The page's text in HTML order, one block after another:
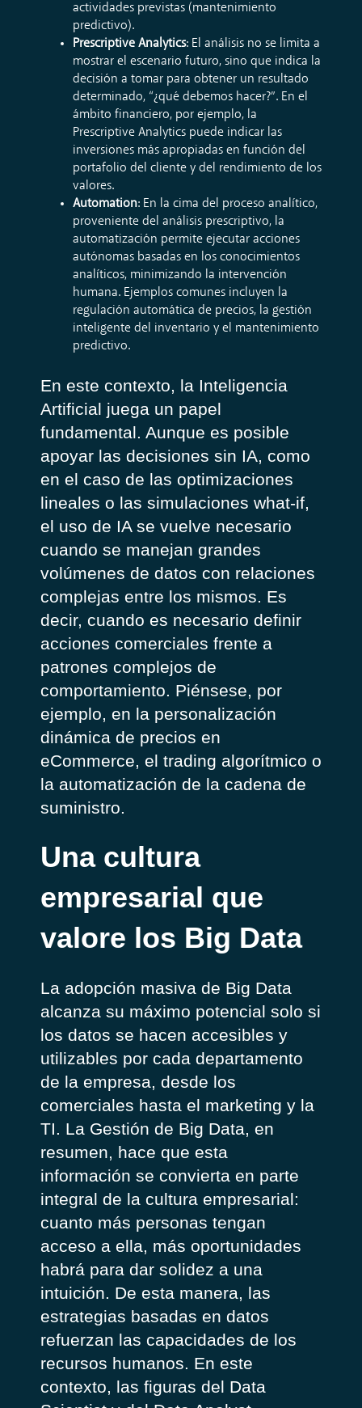
actividades previstas (mantenimiento
predictivo).
Prescriptive Analytics: El análisis no se limita a
mostrar el escenario futuro, sino que indica la
decisión a tomar para obtener un resultado
determinado, “¿qué debemos hacer?”. En el
ámbito financiero, por ejemplo, la
Prescriptive Analytics puede indicar las
inversiones más apropiadas en función del
portafolio del cliente y del rendimiento de los
valores.
Automation: En la cima del proceso analítico,
proveniente del análisis prescriptivo, la
automatización permite ejecutar acciones
autónomas basadas en los conocimientos
analíticos, minimizando la intervención
humana. Ejemplos comunes incluyen la
regulación automática de precios, la gestión
inteligente del inventario y el mantenimiento
predictivo.
En este contexto, la Inteligencia
Artificial juega un papel
fundamental. Aunque es posible
apoyar las decisiones sin IA, como
en el caso de las optimizaciones
lineales o las simulaciones what-if,
el uso de IA se vuelve necesario
cuando se manejan grandes
volúmenes de datos con relaciones
complejas entre los mismos. Es
decir, cuando es necesario definir
acciones comerciales frente a
patrones complejos de
comportamiento. Piénsese, por
ejemplo, en la personalización
dinámica de precios en
eCommerce, el trading algorítmico o
la automatización de la cadena de
suministro.
Una cultura
empresarial que
valore los Big Data
La adopción masiva de Big Data
alcanza su máximo potencial solo si
los datos se hacen accesibles y
utilizables por cada departamento
de la empresa, desde los
comerciales hasta el marketing y la
TI. La Gestión de Big Data, en
resumen, hace que esta
información se convierta en parte
integral de la cultura empresarial:
cuanto más personas tengan
acceso a ella, más oportunidades
habrá para dar solidez a una
intuición. De esta manera, las
estrategias basadas en datos
refuerzan las capacidades de los
recursos humanos. En este
contexto, las figuras del Data